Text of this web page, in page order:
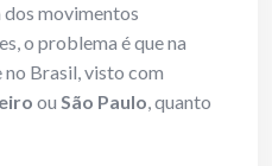
dos movimentos
o problema é que na
Brasil, visto com
ou São Paulo, quanto